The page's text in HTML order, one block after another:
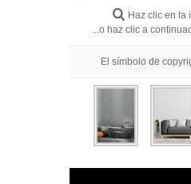
Haz clic en la
...o haz clic a
El símbolo de